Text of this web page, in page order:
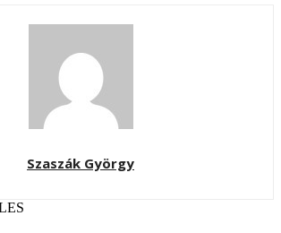
Szaszák György